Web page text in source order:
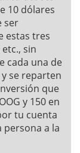
10 dólares
ser
estas tres
etc., sin
cada una de
se reparten
que
y 150 en
tu cuenta
a la